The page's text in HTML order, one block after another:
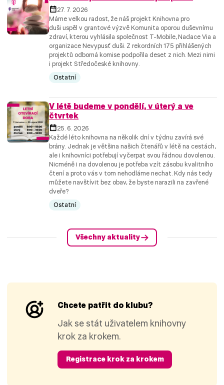
27. 7. 2026
Máme velkou radost, že náš projekt Knihovna pro
duši uspěl v grantové výzvě Komunita oporou duševnímu
zdraví, kterou vyhlásila společnost T-Mobile, Nadace Via a
organizace Nevypusť duši. Z rekordních 175 přihlášených
projektů odborná komise podpořila deset z nich. Mezi nimi
i projekt Středočeské knihovny.
Ostatní
V létě budeme v pondělí, v úterý a ve
čtvrtek
25. 6. 2026
Každé léto knihovna na několik dní v týdnu zavírá své
brány. Jednak je většina našich čtenářů v létě na cestách,
ale i knihovníci potřebují vyčerpat svou řádnou dovolenou.
Nicméně i na dovolenou je potřeba vzít zásobu kvalitního
čtení a proto vás v tom nehodláme nechat. Kdy nás tedy
můžete navštívit bez obav, že byste narazili na zavřené
dveře?
Ostatní
Všechny aktuality
Chcete patřit do klubu?
Jak se stát uživatelem knihovny
krok za krokem.
Registrace krok za krokem